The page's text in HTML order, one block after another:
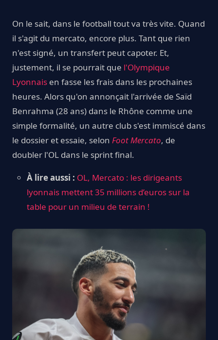
On le sait, dans le football tout va très vite. Quand
il s'agit du mercato, encore plus. Tant que rien
n'est signé, un transfert peut capoter. Et,
justement, il se pourrait que l'Olympique
Lyonnais en fasse les frais dans les prochaines
heures. Alors qu'on annonçait l'arrivée de Saïd
Benrahma (28 ans) dans le Rhône comme une
simple formalité, un autre club s'est immiscé dans
le dossier et essaie, selon Foot Mercato, de
doubler l'OL dans le sprint final.
À lire aussi : OL, Mercato : les dirigeants
lyonnais mettent 35 millions d’euros sur la
table pour un milieu de terrain !